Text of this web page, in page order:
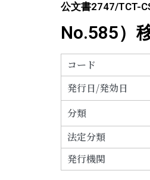
公文書2747/TCT-
No.585）
コード
発行日/発効日
分類
法定分類
発行機関